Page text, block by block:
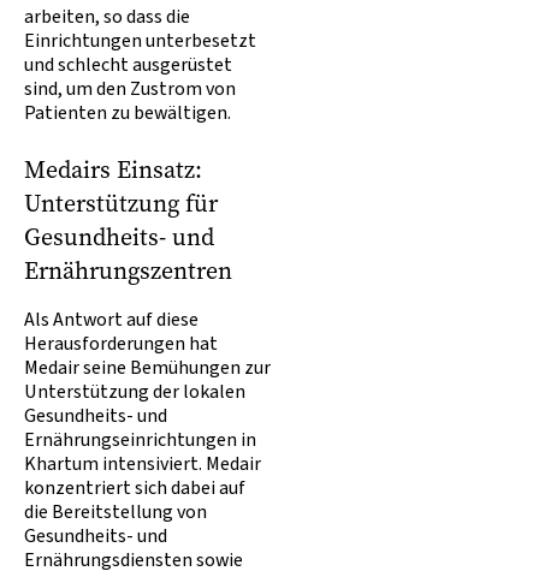
arbeiten, so dass die
Einrichtungen unterbesetzt
und schlecht ausgerüstet
sind, um den Zustrom von
Patienten zu bewältigen.
Medairs Einsatz:
Unterstützung für
Gesundheits- und
Ernährungszentren
Als Antwort auf diese
Herausforderungen hat
Medair seine Bemühungen zur
Unterstützung der lokalen
Gesundheits- und
Ernährungseinrichtungen in
Khartum intensiviert. Medair
konzentriert sich dabei auf
die Bereitstellung von
Gesundheits- und
Ernährungsdiensten sowie